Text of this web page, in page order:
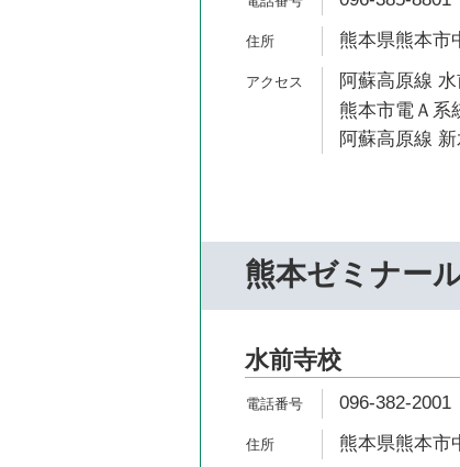
熊本県熊本市
阿蘇高原線
熊本市電Ａ系
阿蘇高原線
熊本ゼミナー
水前寺校
096-382-2001
熊本県熊本市